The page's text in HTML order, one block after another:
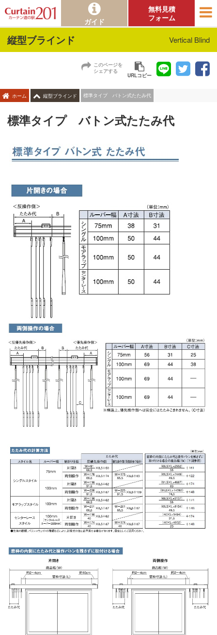
ガイド
無料見積
フォーム
縦型ブラインド Vertical Blind
このページを
シェアする
URLコピー
ホーム 縦型ブラインド 標準タイプ バトン式たたみ代
標準タイプ バトン式たたみ代